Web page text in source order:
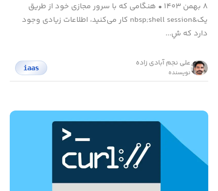
۸ بهمن ۱۴۰۳ • هنگامی که با سرور مجازی خود از طریق
یک&nbsp;shell session کار می‌کنید، اطلاعات زیادی وجود
دارد که شِ...
علی نجم آبادی زاده
نویسنده
iaas